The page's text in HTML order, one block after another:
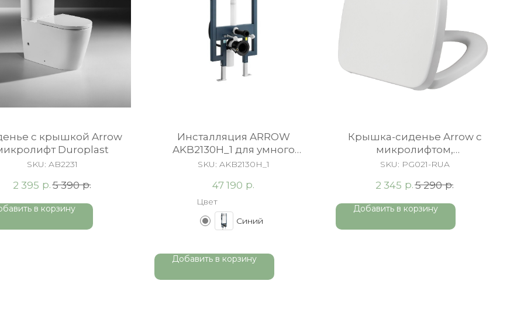
с крышкой Arrow
Duroplast
SKU: AB2231
2 395 р. 5 390 р.
в корзину
Инсталляция ARROW
AKB2130H_1 для умного
унитаза
SKU: AKB2130H_1
47 190 р.
Цвет
Синий
Добавить в корзину
Крышка-сиденье Arrow c
микролифтом,
быстросъемное, Duroplast,
SKU: PG021-RUA
2 345 р. 5 290 р.
Добавить в корзину